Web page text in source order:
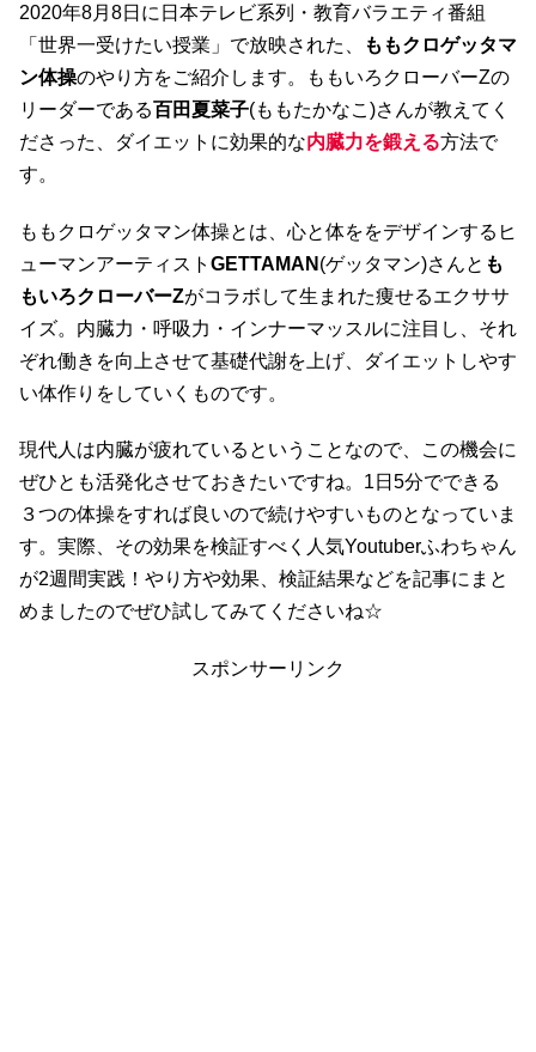
2020年8月8日に日本テレビ系列・教育バラエティ番組
「世界一受けたい授業」で放映された、
ももクロゲッタマ
ン体操のやり方をご紹介します。ももいろクローバーZの
リーダーである百田夏菜子(ももたかなこ)さんが教えてく
ださった、ダイエットに効果的な内臓力を鍛える方法で
す。
ももクロゲッタマン体操とは、心と体ををデザインするヒ
ューマンアーティスト GETTAMAN (ゲッタマン)さんと も
もいろクローバーZがコラボして生まれた痩せるエクササ
イズ。内臓力・呼吸力・インナーマッスルに注目し、それ
ぞれ働きを向上させて基礎代謝を上げ、ダイエットしやす
い体作りをしていくものです。
現代人は内臓が疲れているということなので、この機会に
ぜひとも活発化させておきたいですね。1日5分でできる
３つの体操をすれば良いので続けやすいものとなっていま
す。実際、その効果を検証すべく人気Youtuberふわちゃん
が2週間実践！やり方や効果、検証結果などを記事にまと
めましたのでぜひ試してみてくださいね☆
スポンサーリンク